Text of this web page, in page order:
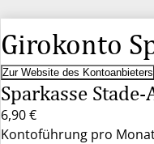
Girokonto
Zur Website des Kontoanbieters
Sparkasse
6,90 €
Kontoführung pro